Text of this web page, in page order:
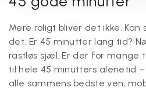
Mere roligt bliver det ikke.
det. Er 45 minutter lang tid?
rastløs sjæl. Er der for mange
til hele 45 minutters alenetid
alle sammens bedste ven,